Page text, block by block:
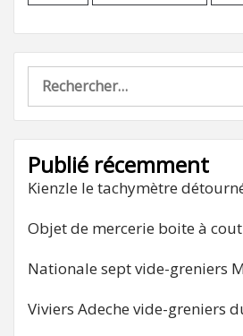
Rechercher :
Publié récemment
Kienzle le tachymètre
Objet de mercerie boite à
Nationale sept vide-greniers
Viviers Adeche vide-greniers